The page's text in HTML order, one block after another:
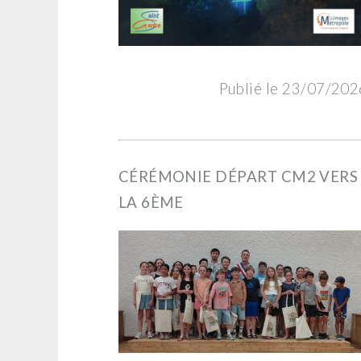
Publié le 23/07/
CÉRÉMONIE DÉPART CM2 VERS
LA 6ÈME